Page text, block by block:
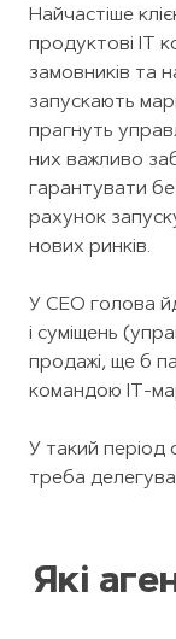
Найчастіше
продуктові IT
замовників та
запускають
прагнуть
них важливо
гарантувати
рахунок
нових ринків.
У СЕО голова
і суміщень
продажі, ще б
командою IT-
У такий період
треба
Які